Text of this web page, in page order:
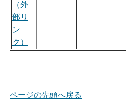
（外
部リ
ン
ク）
ページの先頭へ戻る